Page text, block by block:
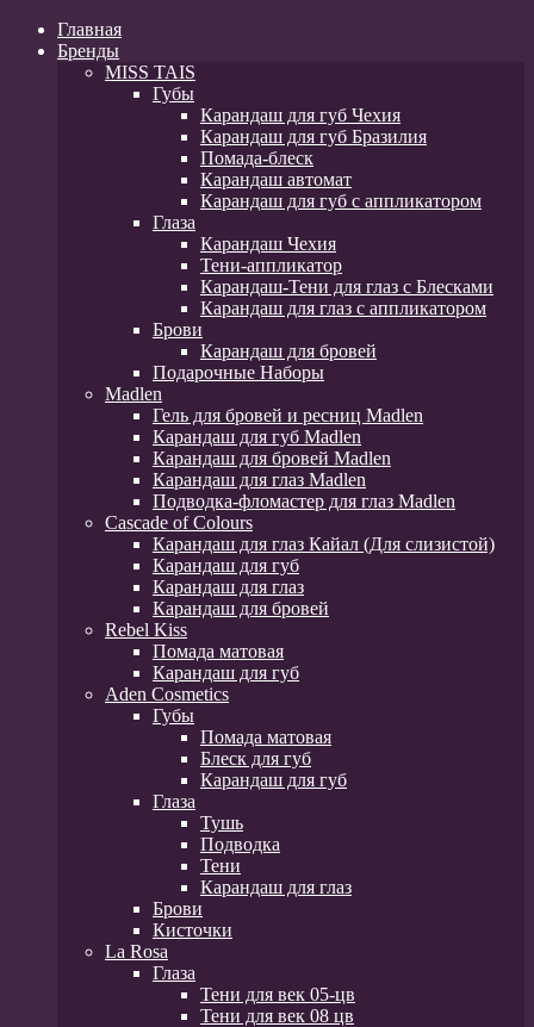
Главная
Бренды
MISS TAIS
Губы
Карандаш для губ Чехия
Карандаш для губ Бразилия
Помада-блеск
Карандаш автомат
Карандаш для губ с аппликатором
Глаза
Карандаш Чехия
Тени-аппликатор
Карандаш-Тени для глаз с Блесками
Карандаш для глаз с аппликатором
Брови
Карандаш для бровей
Подарочные Наборы
Madlen
Гель для бровей и ресниц Madlen
Карандаш для губ Madlen
Карандаш для бровей Madlen
Карандаш для глаз Madlen
Подводка-фломастер для глаз Madlen
Cascade of Colours
Карандаш для глаз Кайал (Для слизистой)
Карандаш для губ
Карандаш для глаз
Карандаш для бровей
Rebel Kiss
Помада матовая
Карандаш для губ
Aden Cosmetics
Губы
Помада матовая
Блеск для губ
Карандаш для губ
Глаза
Тушь
Подводка
Тени
Карандаш для глаз
Брови
Кисточки
La Rosa
Глаза
Тени для век 05-цв
Тени для век 08 цв